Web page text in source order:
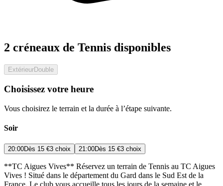
2 créneaux de Tennis disponibles
ExtérieurDouble
Choisissez votre heure
Vous choisirez le terrain et la durée à l’étape suivante.
Soir
20:00Dès 15 €3 choix 21:00Dès 15 €3 choix
**TC Aigues Vives** Réservez un terrain de Tennis au TC Aigues
Vives ! Situé dans le département du Gard dans le Sud Est de la
France. Le club vous accueille tous les jours de la semaine et le